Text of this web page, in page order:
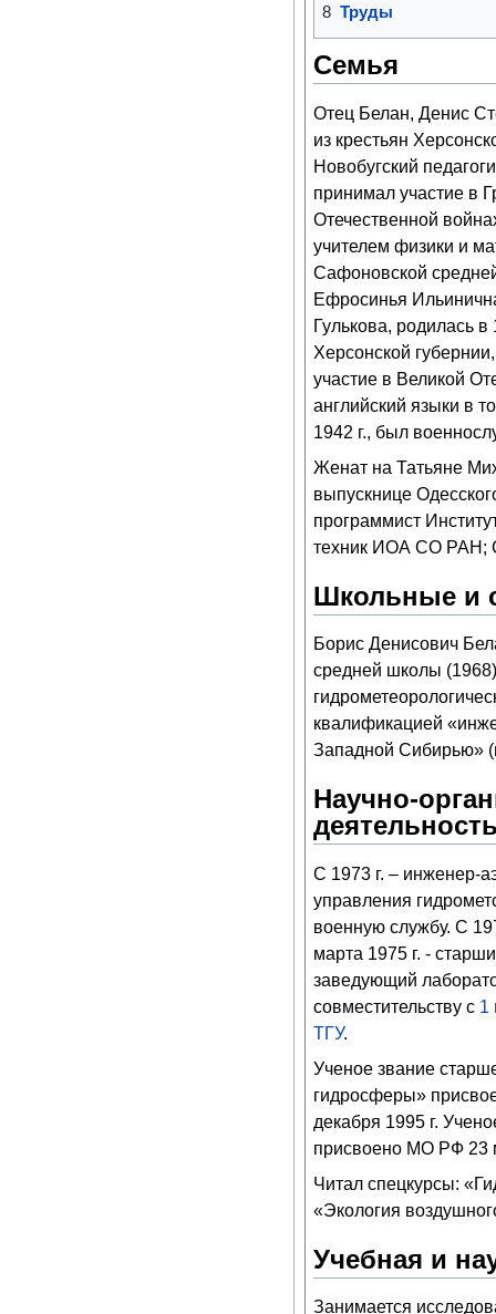
8 Труды
Семья
Отец Белан, Денис
из крестьян
Новобугский
принимал участие в
Отечественной
учителем физики и
Сафоновской
Ефросинья
Гулькова, родилась в
Херсонской
участие в Великой
английский языки в
1942 г., был
Женат на Татьяне
выпускнице
программист
техник ИОА СО РАН;
Школьные и
Борис Денисович
средней школы (1968)
квалификацией
Западной Сибирью»
Научно-
С 1973 г. – инженер-
управления
военную службу. С
марта 1975 г. -
заведующий
совместительству с 1
ТГУ.
Ученое звание
гидросферы»
декабря 1995 г.
присвоено МО РФ 23
Читал спецкурсы:
«Экология
Учебная и
Занимается